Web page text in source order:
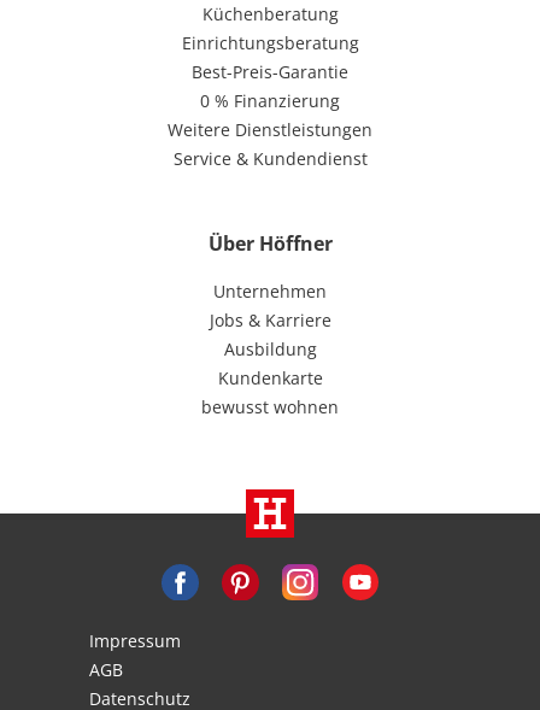
Küchenberatung
Einrichtungsberatung
Best-Preis-Garantie
0 % Finanzierung
Weitere Dienstleistungen
Service & Kundendienst
Über Höffner
Unternehmen
Jobs & Karriere
Ausbildung
Kundenkarte
bewusst wohnen
Impressum
AGB
Datenschutz